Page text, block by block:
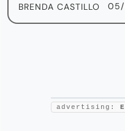
BRENDA CASTILLO 05/
advertising: